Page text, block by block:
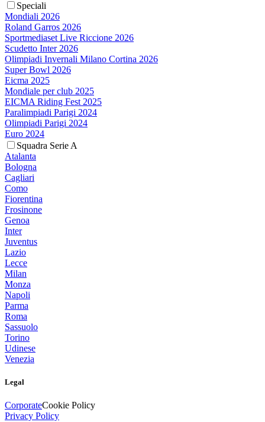
Speciali
Mondiali 2026
Roland Garros 2026
Sportmediaset Live Riccione 2026
Scudetto Inter 2026
Olimpiadi Invernali Milano Cortina 2026
Super Bowl 2026
Eicma 2025
Mondiale per club 2025
EICMA Riding Fest 2025
Paralimpiadi Parigi 2024
Olimpiadi Parigi 2024
Euro 2024
Squadra Serie A
Atalanta
Bologna
Cagliari
Como
Fiorentina
Frosinone
Genoa
Inter
Juventus
Lazio
Lecce
Milan
Monza
Napoli
Parma
Roma
Sassuolo
Torino
Udinese
Venezia
Legal
CorporateCookie Policy
Privacy Policy